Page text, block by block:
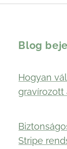
Blog
Hogyan
gravírozott
Stripe